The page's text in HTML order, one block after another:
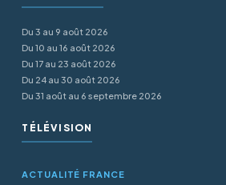
Du 3 au 9 août 2026
Du 10 au 16 août 2026
Du 17 au 23 août 2026
Du 24 au 30 août 2026
Du 31 août au 6 septembre 2026
TÉLÉVISION
ACTUALITÉ FRANCE